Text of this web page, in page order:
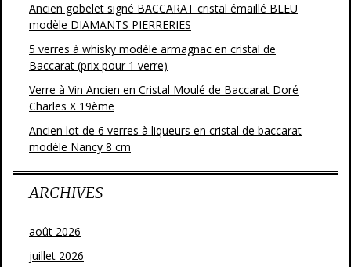
Ancien gobelet signé BACCARAT cristal émaillé BLEU
modèle DIAMANTS PIERRERIES
5 verres à whisky modèle armagnac en cristal de
Baccarat (prix pour 1 verre)
Verre à Vin Ancien en Cristal Moulé de Baccarat Doré
Charles X 19ème
Ancien lot de 6 verres à liqueurs en cristal de baccarat
modèle Nancy 8 cm
ARCHIVES
août 2026
juillet 2026